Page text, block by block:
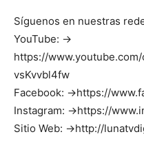
Síguenos en nuestras
YouTube: →
https://
vsKvvbl4fw
Facebook: →https://
Instagram: →https://
Sitio Web: →http://